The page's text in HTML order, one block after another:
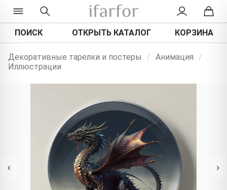
ПОИСК ОТКРЫТЬ КАТАЛОГ КОРЗИНА
Декоративные тарелки и постеры / Анимация
/
Иллюстрации
‹ ›